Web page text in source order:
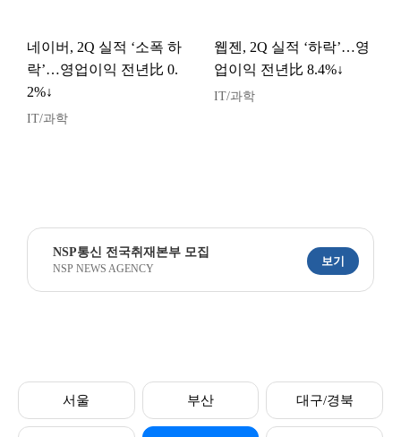
네이버, 2Q 실적 ‘소폭 하
락’…영업이익 전년比 0.
2%↓
IT/과학
웹젠, 2Q 실적 ‘하락’…영
업이익 전년比 8.4%↓
IT/과학
NSP통신 전국취재본부 모집
NSP NEWS AGENCY
보기
서울 부산 대구/경북